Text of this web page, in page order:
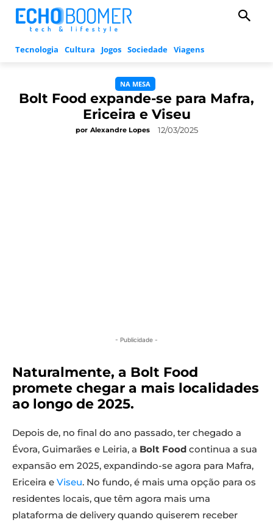
Tecnologia Cultura Jogos Sociedade Viagens
NA MESA
Bolt Food expande-se para Mafra,
Ericeira e Viseu
por Alexandre Lopes 12/03/2025
- Publicidade -
Naturalmente, a Bolt Food
promete chegar a mais localidades
ao longo de 2025.
Depois de, no final do ano passado, ter chegado a
Évora, Guimarães e Leiria, a Bolt Food continua a sua
expansão em 2025, expandindo-se agora para Mafra,
Ericeira e Viseu. No fundo, é mais uma opção para os
residentes locais, que têm agora mais uma
plataforma de delivery quando quiserem receber